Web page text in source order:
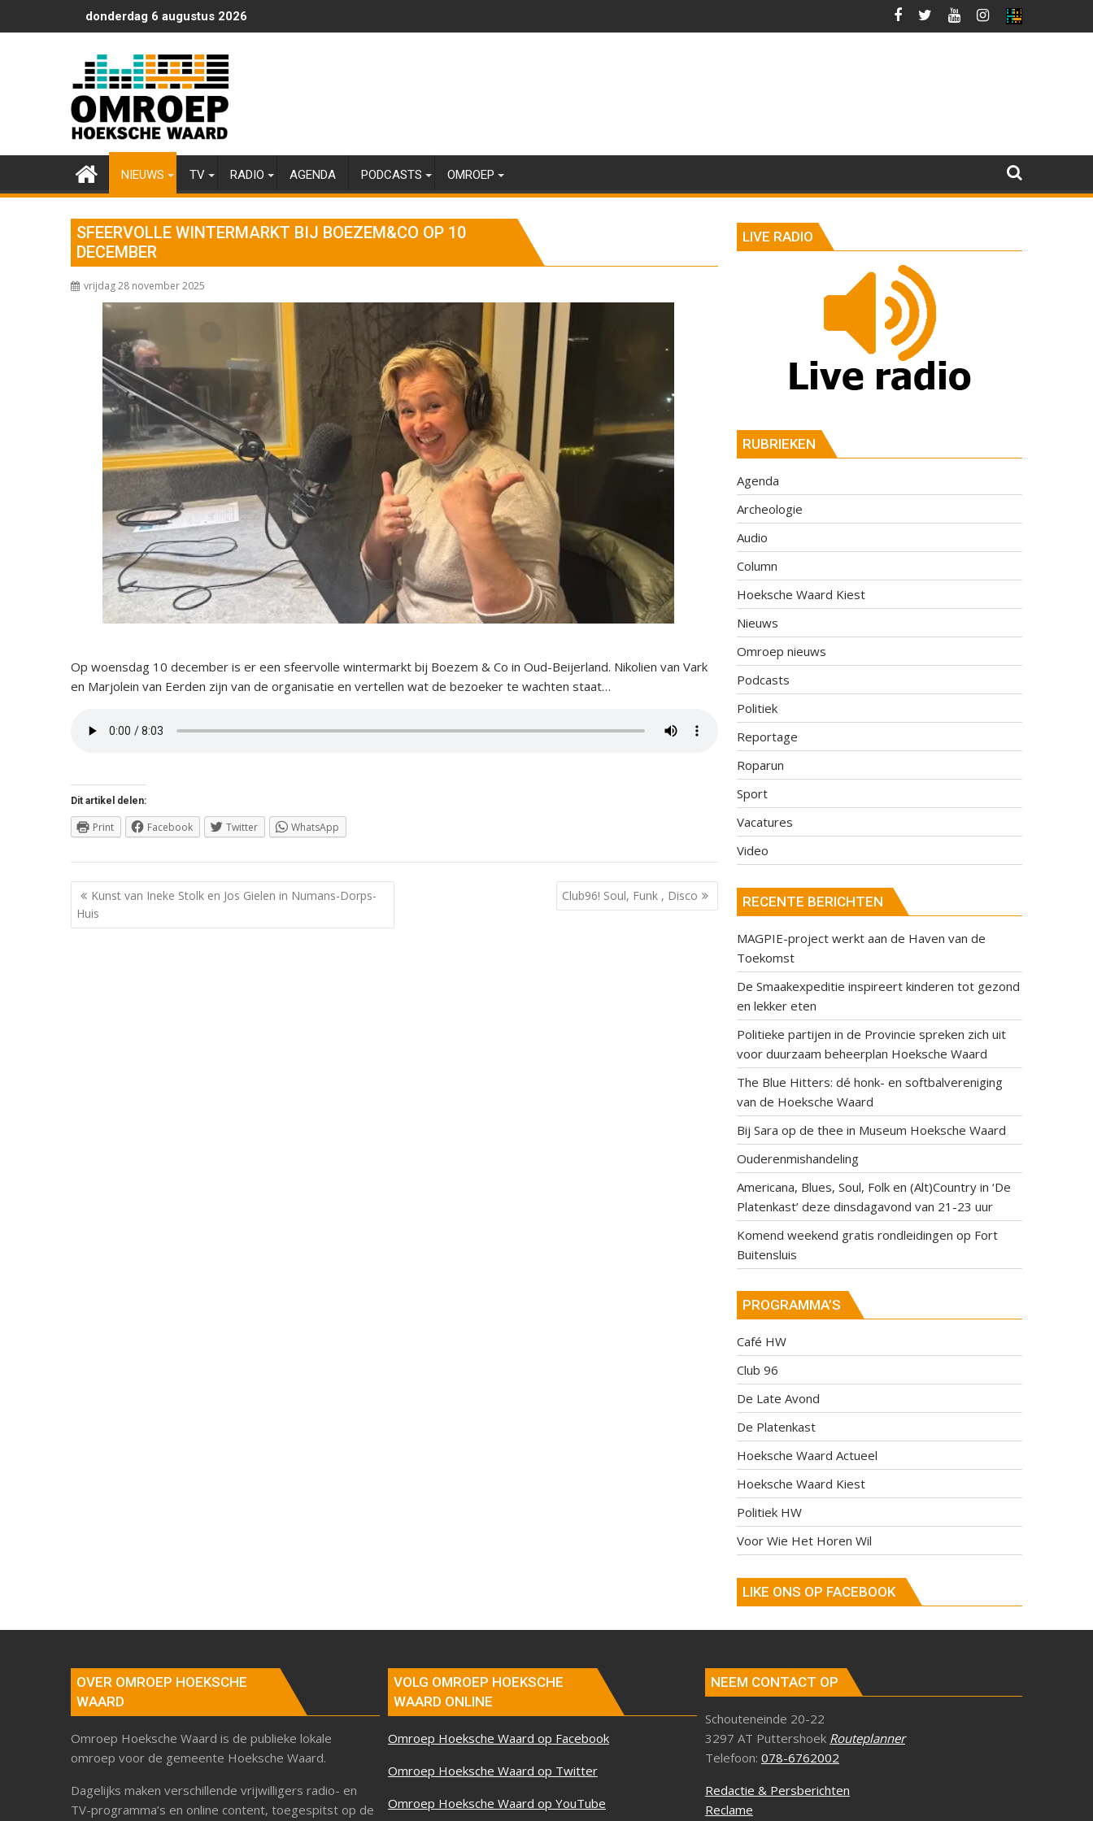
naar
donderdag 6 augustus 2026
NIEUWS TV RADIO AGENDA PODCASTS OMROEP
SFEERVOLLE WINTERMARKT BIJ BOEZEM&CO OP 10
DECEMBER
vrijdag 28 november 2025
Op woensdag 10 december is er een sfeervolle wintermarkt bij Boezem & Co in Oud-Beijerland. Nikolien van Vark
en Marjolein van Eerden zijn van de organisatie en vertellen wat de bezoeker te wachten staat…
Dit artikel delen:
Print Facebook Twitter WhatsApp
Berichtnavigatie
Kunst van Ineke Stolk en Jos Gielen in Numans-Dorps-
Huis
Club96! Soul, Funk , Disco
LIVE RADIO
RUBRIEKEN
Agenda
Archeologie
Audio
Column
Hoeksche Waard Kiest
Nieuws
Omroep nieuws
Podcasts
Politiek
Reportage
Roparun
Sport
Vacatures
Video
RECENTE BERICHTEN
MAGPIE-project werkt aan de Haven van de
Toekomst
De Smaakexpeditie inspireert kinderen tot gezond
en lekker eten
Politieke partijen in de Provincie spreken zich uit
voor duurzaam beheerplan Hoeksche Waard
The Blue Hitters: dé honk- en softbalvereniging
van de Hoeksche Waard
Bij Sara op de thee in Museum Hoeksche Waard
Ouderenmishandeling
Americana, Blues, Soul, Folk en (Alt)Country in ‘De
Platenkast’ deze dinsdagavond van 21-23 uur
Komend weekend gratis rondleidingen op Fort
Buitensluis
PROGRAMMA’S
Café HW
Club 96
De Late Avond
De Platenkast
Hoeksche Waard Actueel
Hoeksche Waard Kiest
Politiek HW
Voor Wie Het Horen Wil
LIKE ONS OP FACEBOOK
OVER OMROEP HOEKSCHE
WAARD
Omroep Hoeksche Waard is de publieke lokale
omroep voor de gemeente Hoeksche Waard.
Dagelijks maken verschillende vrijwilligers radio- en
TV-programma’s en online content, toegespitst op de
VOLG OMROEP HOEKSCHE
WAARD ONLINE
Omroep Hoeksche Waard op Facebook
Omroep Hoeksche Waard op Twitter
Omroep Hoeksche Waard op YouTube
NEEM CONTACT OP
Schouteneinde 20-22
3297 AT Puttershoek Routeplanner
Telefoon: 078-6762002
Redactie & Persberichten
Reclame